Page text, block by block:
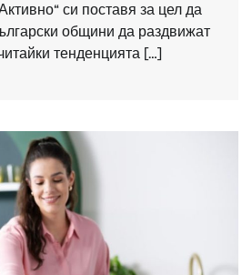
си поставя за цел да
общини да раздвижат
тенденцията […]